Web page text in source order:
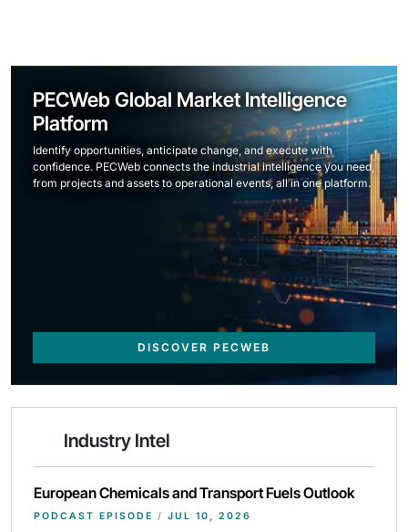
PECWeb Global Market Intelligence
Platform
Identify opportunities, anticipate change, and execute with
confidence. PECWeb connects the industrial intelligence you need,
from projects and assets to operational events, all in one platform.
DISCOVER PECWEB
Industry Intel
European Chemicals and Transport Fuels Outlook
PODCAST EPISODE / JUL 10, 2026